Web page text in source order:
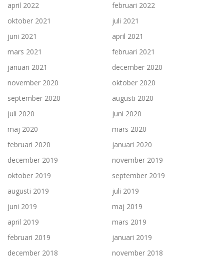
april 2022
februari 2022
oktober 2021
juli 2021
juni 2021
april 2021
mars 2021
februari 2021
januari 2021
december 2020
november 2020
oktober 2020
september 2020
augusti 2020
juli 2020
juni 2020
maj 2020
mars 2020
februari 2020
januari 2020
december 2019
november 2019
oktober 2019
september 2019
augusti 2019
juli 2019
juni 2019
maj 2019
april 2019
mars 2019
februari 2019
januari 2019
december 2018
november 2018